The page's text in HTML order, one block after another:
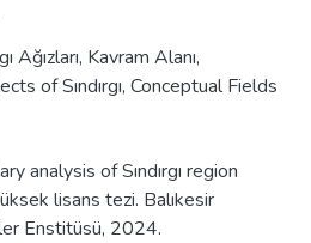
Ağızları, Kavram Alanı,
of Sındırgı, Conceptual Fields
analysis of Sındırgı region
lisans tezi. Balıkesir
Enstitüsü, 2024.